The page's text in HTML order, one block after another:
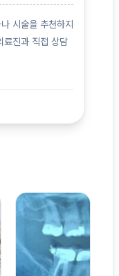
시술을 추천하지
료진과 직접 상담